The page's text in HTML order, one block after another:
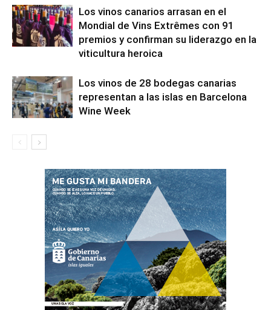
Los vinos canarios arrasan en el
Mondial de Vins Extrêmes con 91
premios y confirman su liderazgo en la
viticultura heroica
Los vinos de 28 bodegas canarias
representan a las islas en Barcelona
Wine Week